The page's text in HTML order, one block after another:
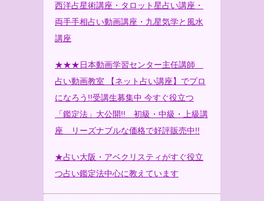
西洋占星術講座・タロット星占い講座・
両手手相占い動画講座・九星気学と風水
講座
★★★日本動画学習センター主任講師
占い動画教室 【ネット占い講座】でプロ
になろう!!受講生募集中 今すぐ役立つ
「鑑定法」大公開!! 初級・中級・上級講
座 リーズナブルな価格で好評販売中!!
★占い大阪・アベクリスティがすぐ役立
つ占い鑑定法中心に教えています